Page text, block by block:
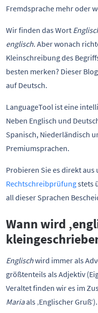
Fremdsprache mehr oder
Wir finden das Wort
englisch. Aber wonach
Kleinschreibung des
besten merken? Dieser
auf Deutsch.
LanguageTool ist eine
Neben Englisch und
Spanisch, Niederländisch
Premiumsprachen.
Probieren Sie es direkt
Rechtschreibprüfungstets
all dieser Sprachen
Wann wird
Englischwird immer als
größtenteils als Adjektiv
Veraltet finden wir es im
Mariaals ‚Englischer Gruß‘).